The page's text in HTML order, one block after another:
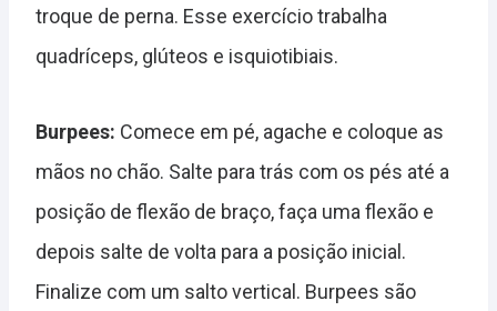
troque de perna. Esse exercício trabalha
quadríceps, glúteos e isquiotibiais.
Burpees: Comece em pé, agache e coloque as
mãos no chão. Salte para trás com os pés até a
posição de flexão de braço, faça uma flexão e
depois salte de volta para a posição inicial.
Finalize com um salto vertical. Burpees são